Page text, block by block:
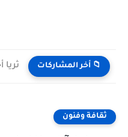
📁 أخر المشاركات ثريا
ثقافة وفنون